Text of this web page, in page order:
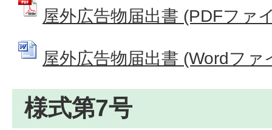
屋外広告物届出書 (PDFファ
屋外広告物届出書 (Wordフ
様式第7号